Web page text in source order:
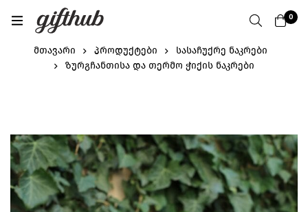
0
მთავარი პროდუქტები
სასაჩუქრე ნაკრები
ზურგჩანთისა და თერმო ჭიქის ნაკრები